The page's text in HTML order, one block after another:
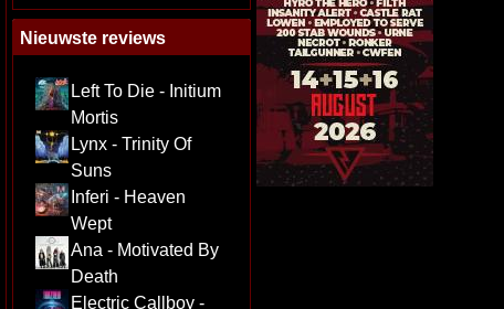
Nieuwste reviews
Left To Die - Initium
Mortis
Lynx - Trinity Of
Suns
Inferi - Heaven
Wept
Ana - Motivated By
Death
Electric Callboy -